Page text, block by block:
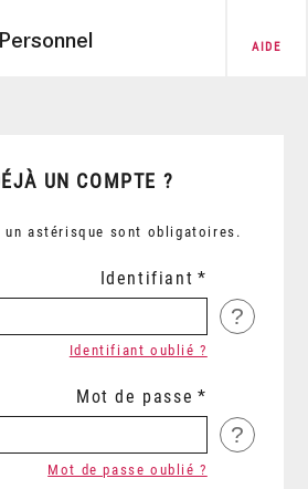
AIDE
UN COMPTE ?
un astérisque sont obligatoires.
Identifiant
?
Identifiant oublié ?
Mot de passe
?
Mot de passe oublié ?